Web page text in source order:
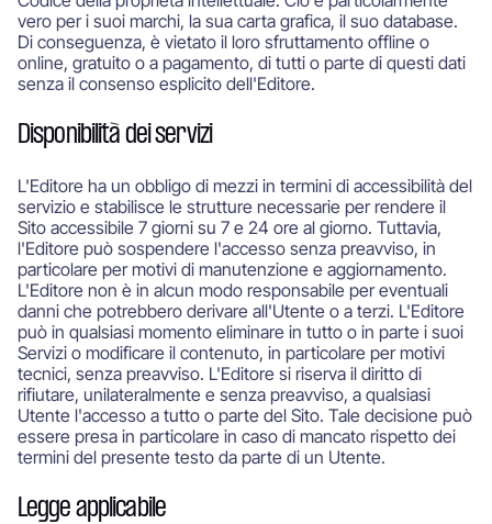
vero per i suoi marchi, la sua carta grafica, il suo database.
Di conseguenza, è vietato il loro sfruttamento offline o
online, gratuito o a pagamento, di tutti o parte di questi dati
senza il consenso esplicito dell'Editore.
Disponibilità dei servizi
L'Editore ha un obbligo di mezzi in termini di accessibilità del
servizio e stabilisce le strutture necessarie per rendere il
Sito accessibile 7 giorni su 7 e 24 ore al giorno. Tuttavia,
l'Editore può sospendere l'accesso senza preavviso, in
particolare per motivi di manutenzione e aggiornamento.
L'Editore non è in alcun modo responsabile per eventuali
danni che potrebbero derivare all'Utente o a terzi. L'Editore
può in qualsiasi momento eliminare in tutto o in parte i suoi
Servizi o modificare il contenuto, in particolare per motivi
tecnici, senza preavviso. L'Editore si riserva il diritto di
rifiutare, unilateralmente e senza preavviso, a qualsiasi
Utente l'accesso a tutto o parte del Sito. Tale decisione può
essere presa in particolare in caso di mancato rispetto dei
termini del presente testo da parte di un Utente.
Legge applicabile